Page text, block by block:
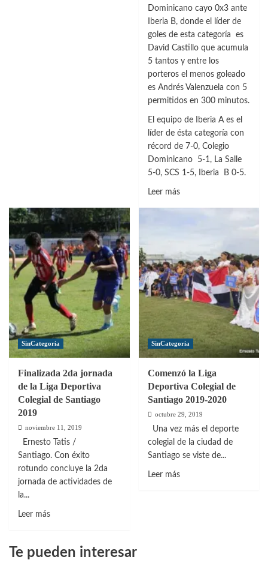
Dominicano cayo 0x3 ante
Iberia B, donde el líder de
goles de esta categoría es
David Castillo que acumula
5 tantos y entre los
porteros el menos goleado
es Andrés Valenzuela con 5
permitidos en 300 minutos.
El equipo de Iberia A es el
líder de ésta categoría con
récord de 7-0, Colegio
Dominicano 5-1, La Salle
5-0, SCS 1-5, Iberia B 0-5.
Leer másLeer
la
7ma
Jornada
de
Deportiva
Colegial
Santiago
SinCategoria
Finalizada 2da jornada
de la Liga Deportiva
Colegial de Santiago
2019
noviembre 11, 2019
Ernesto Tatis /
Santiago. Con éxito
rotundo concluye la 2da
jornada de actividades de
la...
Leer másLeer
Finalizada
SinCategoria
Comenzó la Liga
Deportiva Colegial de
Santiago 2019-2020
octubre 29, 2019
Una vez más el deporte
colegial de la ciudad de
Santiago se viste de...
Leer másLeer
Te pueden interesar